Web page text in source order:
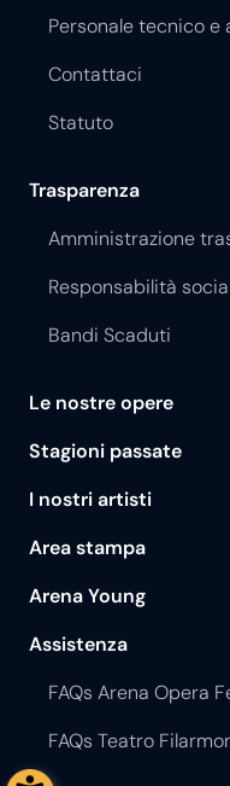
Personale tecnico
Contattaci
Statuto
Trasparenza
Amministrazione
Responsabilità
Bandi Scaduti
Le nostre opere
Stagioni passate
I nostri artisti
Area stampa
Arena Young
Assistenza
FAQs Arena Opera
FAQs Teatro